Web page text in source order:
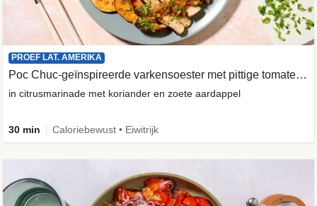
PROEF LAT. AMERIKA
Poc Chuc-geïnspireerde varkensoester met pittige tomatensalade
in citrusmarinade met koriander en zoete aardappel
30 min Caloriebewust • Eiwitrijk